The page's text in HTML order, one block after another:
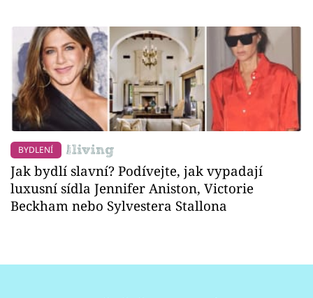
BYDLENÍ
Jak bydlí slavní? Podívejte, jak vypadají
luxusní sídla Jennifer Aniston, Victorie
Beckham nebo Sylvestera Stallona